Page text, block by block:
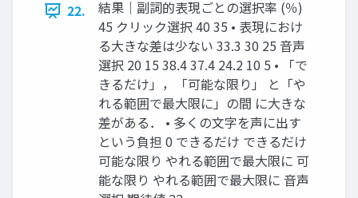
22.
結果｜副詞的表現ごとの選択率 (％)
45 クリック選択 40 35 • 表現におけ
る⼤きな差は少ない 33.3 30 25 ⾳声
選択 20 15 38.4 37.4 24.2 10 5 • 「で
きるだけ」，「可能な限り」 と「や
れる範囲で最⼤限に」の間 に⼤きな
差がある． • 多くの⽂字を声に出す
という負担 0 できるだけ できるだけ
可能な限り やれる範囲で最⼤限に 可
能な限り やれる範囲で最⼤限に ⾳声